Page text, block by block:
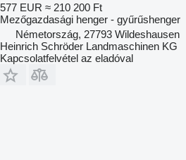
577 EUR ≈ 210 200 Ft
Mezőgazdasági henger - gyűrűshenger
Németország, 27793 Wildeshausen
Heinrich Schröder Landmaschinen KG
Kapcsolatfelvétel az eladóval